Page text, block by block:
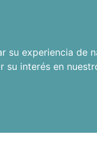
experiencia de
su interés en